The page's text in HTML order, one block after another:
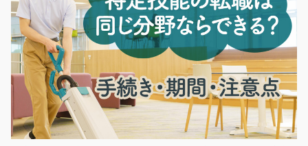
未経験の方も大歓迎♪手のひらサイズの部品を機械にセッ
トしてボタンを押す…
長期（3ヶ月以上）
時給1100円～
静岡県浜松市浜名区
気になる